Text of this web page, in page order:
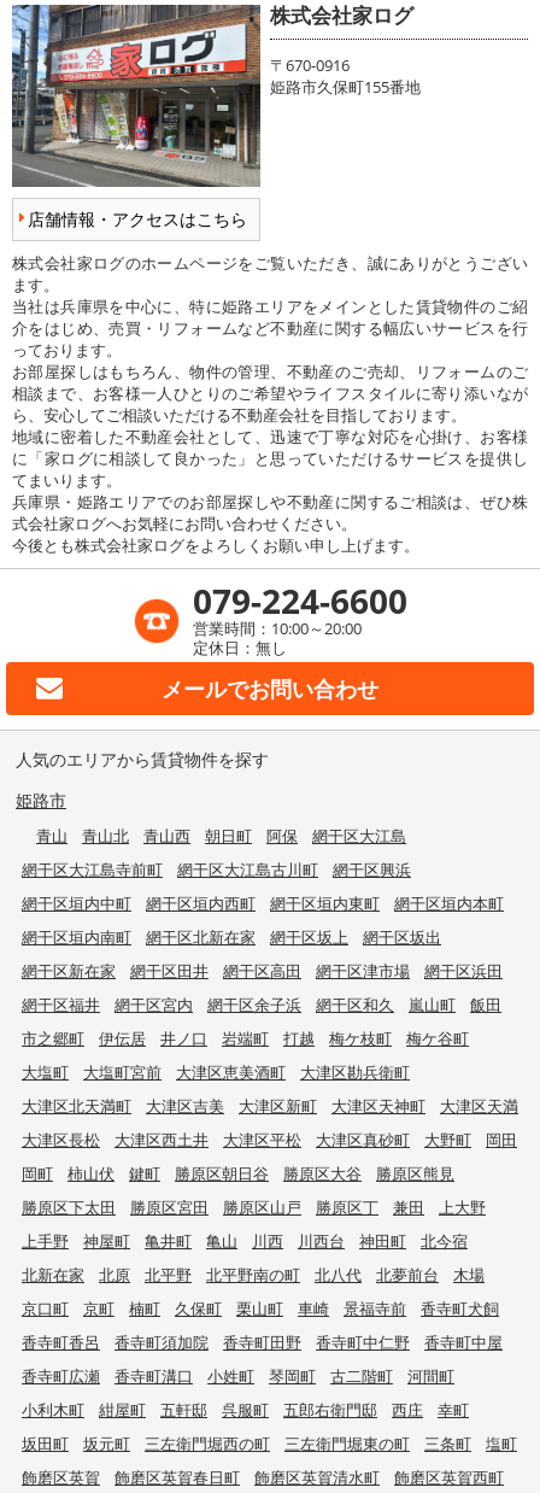
店舗情報・アクセスはこちら
株式会社家ログ
〒670-0916
姫路市久保町155番地
株式会社家ログのホームページをご覧いただき、誠にありがとうござい
ます。
当社は兵庫県を中心に、特に姫路エリアをメインとした賃貸物件のご紹
介をはじめ、売買・リフォームなど不動産に関する幅広いサービスを行
っております。
お部屋探しはもちろん、物件の管理、不動産のご売却、リフォームのご
相談まで、お客様一人ひとりのご希望やライフスタイルに寄り添いなが
ら、安心してご相談いただける不動産会社を目指しております。
地域に密着した不動産会社として、迅速で丁寧な対応を心掛け、お客様
に「家ログに相談して良かった」と思っていただけるサービスを提供し
てまいります。
兵庫県・姫路エリアでのお部屋探しや不動産に関するご相談は、ぜひ株
式会社家ログへお気軽にお問い合わせください。
今後とも株式会社家ログをよろしくお願い申し上げます。
079-224-6600
営業時間：10:00～20:00
定休日：無し
メールでお問い合わせ
人気のエリアから賃貸物件を探す
姫路市
青山 青山北 青山西 朝日町 阿保
網干区大江島
網干区大江島寺前町
網干区大江島古川町
網干区興浜
網干区垣内中町
網干区垣内西町 網干区垣内東町
網干区垣内本町
網干区垣内南町
網干区北新在家 網干区坂上
網干区坂出
網干区新在家
網干区田井 網干区高田 網干区津市場
網干区浜田
網干区福井
網干区宮内 網干区余子浜 網干区和久 嵐山町
飯田
市之郷町
伊伝居 井ノ口 岩端町 打越 梅ケ枝町
梅ケ谷町
大塩町
大塩町宮前 大津区恵美酒町
大津区勘兵衛町
大津区北天満町
大津区吉美 大津区新町 大津区天神町
大津区天満
大津区長松
大津区西土井 大津区平松 大津区真砂町 大野町
岡田
岡町
柿山伏 鍵町 勝原区朝日谷 勝原区大谷
勝原区熊見
勝原区下太田
勝原区宮田 勝原区山戸 勝原区丁 兼田
上大野
上手野
神屋町 亀井町 亀山 川西 川西台 神田町
北今宿
北新在家
北原 北平野 北平野南の町 北八代 北夢前台
木場
京口町
京町 楠町 久保町 栗山町 車崎 景福寺前
香寺町犬飼
香寺町香呂
香寺町須加院 香寺町田野 香寺町中仁野
香寺町中屋
香寺町広瀬
香寺町溝口 小姓町 琴岡町 古二階町
河間町
小利木町
紺屋町 五軒邸 呉服町 五郎右衛門邸 西庄
幸町
坂田町
坂元町 三左衛門堀西の町 三左衛門堀東の町 三条町
塩町
飾磨区英賀
飾磨区英賀春日町 飾磨区英賀清水町 飾磨区英賀西町